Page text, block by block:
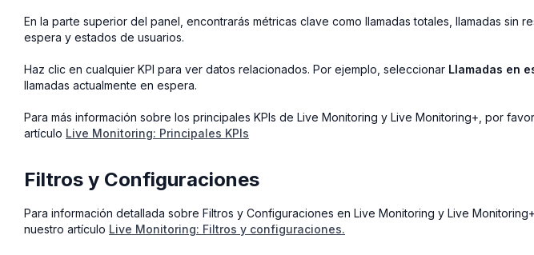
En la parte superior del panel, encontrarás métricas clave como llamadas totales, llamadas sin
espera y estados de usuarios.
Haz clic en cualquier KPI para ver datos relacionados. Por ejemplo, seleccionar Llamadas en
llamadas actualmente en espera.
Para más información sobre los principales KPIs de Live Monitoring y Live Monitoring+, por
artículo Live Monitoring: Principales KPIs
Filtros y Configuraciones
Para información detallada sobre Filtros y Configuraciones en Live Monitoring y Live
nuestro artículo Live Monitoring: Filtros y configuraciones.